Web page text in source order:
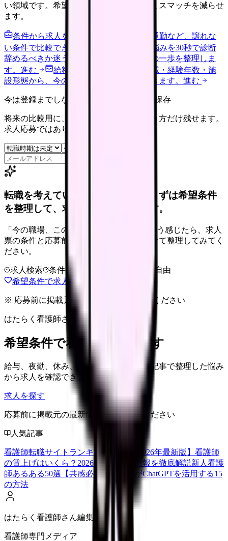
い領域です。希望条件を先に整理するとミスマッチを減らせ
ます。
条件から求人を見る
夜勤回数・残業・通勤など、譲れな
い条件で比較できます。
職場の悩みを30秒で診断
辞めるべきか迷う前に、悩みの種類と次の一歩を整理しま
す。 進む 給料コンパスで比較する
地域・経験年数・施
設形態から、今の給料の現在地を確認できます。 進む
今は登録までしない人向け: 希望条件だけ保存
将来の比較用に、転職時期と気になる働き方だけ残せます。
求人応募ではありません。
転職を考えている看護師さんへ。まずは希望条件
を整理して、求人を見比べられます。
「今の職場、このままでいいのかな...」そう感じたら、求人
票の条件と応募前に確認したい不安を分けて整理してみてく
ださい。
求人検索 条件整理
退会自由
希望条件で求人を探す
※ 応募前に掲載元の最新情報を確認してください
はたらく看護師さん 求人
希望条件で看護師求人を探す
給与、夜勤、休み、ブランクなど、この記事で整理した悩み
から求人を確認できます。
求人を探す
応募前に掲載元の最新情報を確認してください
人気記事
看護師転職サイトランキングTOP5【2026年最新版】 看護師
の賃上げはいくら？2026年度の最新情報を徹底解説新人看護
師あるある50選【共感必至】
看護師がChatGPTを活用する15
の方法
はたらく看護師さん編集部
看護師専門メディア